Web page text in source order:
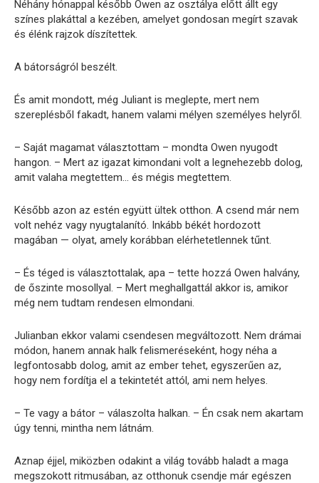
Néhány hónappal később Owen az osztálya előtt állt egy
színes plakáttal a kezében, amelyet gondosan megírt szavak
és élénk rajzok díszítettek.
A bátorságról beszélt.
És amit mondott, még Juliant is meglepte, mert nem
szereplésből fakadt, hanem valami mélyen személyes helyről.
– Saját magamat választottam – mondta Owen nyugodt
hangon. – Mert az igazat kimondani volt a legnehezebb dolog,
amit valaha megtettem… és mégis megtettem.
Később azon az estén együtt ültek otthon. A csend már nem
volt nehéz vagy nyugtalanító. Inkább békét hordozott
magában — olyat, amely korábban elérhetetlennek tűnt.
– És téged is választottalak, apa – tette hozzá Owen halvány,
de őszinte mosollyal. – Mert meghallgattál akkor is, amikor
még nem tudtam rendesen elmondani.
Julianban ekkor valami csendesen megváltozott. Nem drámai
módon, hanem annak halk felismeréseként, hogy néha a
legfontosabb dolog, amit az ember tehet, egyszerűen az,
hogy nem fordítja el a tekintetét attól, ami nem helyes.
– Te vagy a bátor – válaszolta halkan. – Én csak nem akartam
úgy tenni, mintha nem látnám.
Aznap éjjel, miközben odakint a világ tovább haladt a maga
megszokott ritmusában, az otthonuk csendje már egészen